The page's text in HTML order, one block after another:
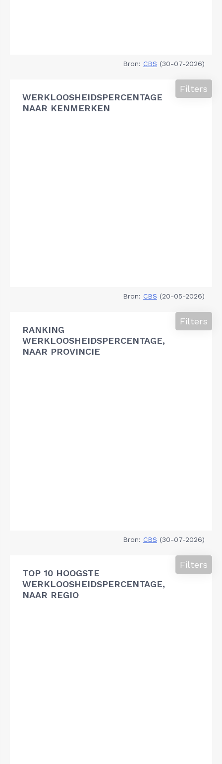
Bron: CBS (30-07-2026)
WERKLOOSHEIDSPERCENTAGE
NAAR KENMERKEN
Filters
Bron: CBS (20-05-2026)
RANKING
WERKLOOSHEIDSPERCENTAGE,
NAAR PROVINCIE
Filters
Bron: CBS (30-07-2026)
TOP 10 HOOGSTE
WERKLOOSHEIDSPERCENTAGE,
NAAR REGIO
Filters